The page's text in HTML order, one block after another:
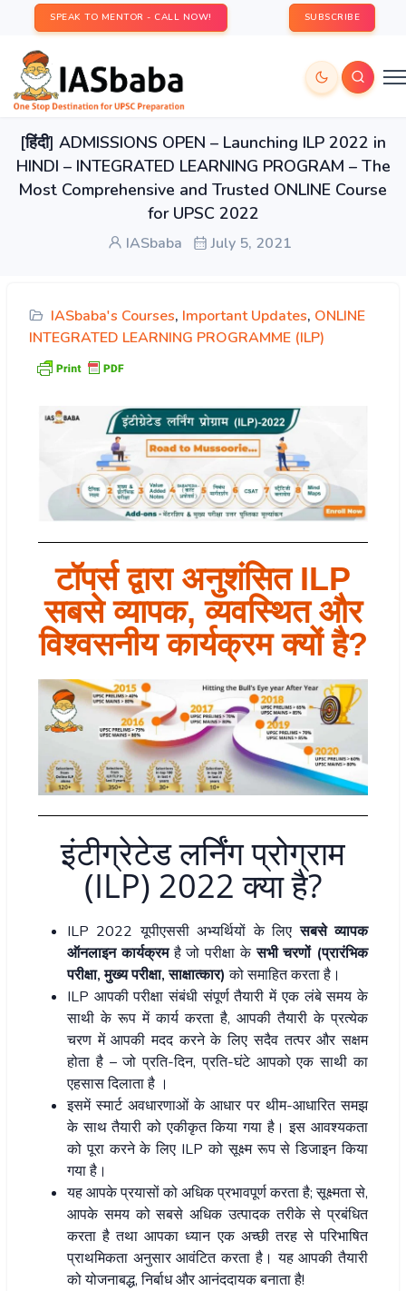
SPEAK TO MENTOR - CALL NOW! SUBSCRIBE
[हिंदी] ADMISSIONS OPEN – Launching ILP 2022 in
HINDI – INTEGRATED LEARNING PROGRAM – The
Most Comprehensive and Trusted ONLINE Course
for UPSC 2022
IASbaba July 5, 2021
IASbaba's Courses, Important Updates, ONLINE
INTEGRATED LEARNING PROGRAMME (ILP)
टॉपर्स द्वारा अनुशंसित ILP
सबसे व्यापक, व्यवस्थित और
विश्वसनीय कार्यक्रम क्यों है?
इंटीग्रेटेड लर्निंग प्रोग्राम
(ILP) 2022 क्या है?
ILP 2022 यूपीएससी अभ्यर्थियों के लिएसबसे व्यापक
ऑनलाइन कार्यक्रमहै जो परीक्षा केसभी चरणों (प्रारंभिक
परीक्षा,मुख्य परीक्षा,साक्षात्कार) को समाहित करता है।
ILP आपकी परीक्षा संबंधी संपूर्ण तैयारी में एक लंबे समय के
साथी के रूप में कार्य करता है, आपकी तैयारी के प्रत्येक
चरण में आपकी मदद करने के लिए सदैव तत्पर और सक्षम
होता है – जो प्रति-दिन, प्रति-घंटे आपको एक साथी का
एहसास दिलाता है ।
इसमें स्मार्ट अवधारणाओं के आधार पर थीम-आधारित समझ
के साथ तैयारी को एकीकृत किया गया है। इस आवश्यकता
को पूरा करने के लिए ILP को सूक्ष्म रूप से डिजाइन किया
गया है।
यह आपके प्रयासों को अधिक प्रभावपूर्ण करता है; सूक्ष्मता से,
आपके समय को सबसे अधिक उत्पादक तरीके से प्रबंधित
करता है तथा आपका ध्यान एक अच्छी तरह से परिभाषित
प्राथमिकता अनुसार आवंटित करता है। यह आपकी तैयारी
को योजनाबद्ध, निर्बाध और आनंददायक बनाता है!